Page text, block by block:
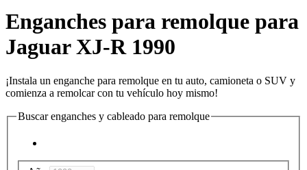
Enganches para remolque para
Jaguar XJ-R 1990
¡Instala un enganche para remolque en tu auto, camioneta o SUV y
comienza a remolcar con tu vehículo hoy mismo!
Buscar enganches y cableado para remolque